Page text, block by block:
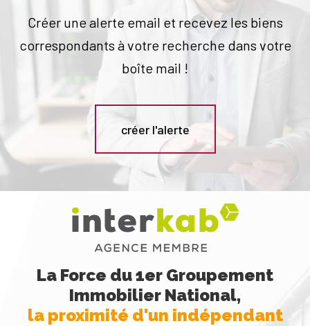
Créer une alerte email et recevez les biens
correspondants à votre recherche dans votre
boîte mail !
créer l'alerte
La Force du 1er Groupement
Immobilier National,
la proximité d'un indépendant